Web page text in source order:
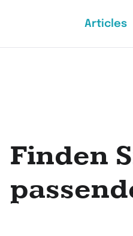
Articles
Finden